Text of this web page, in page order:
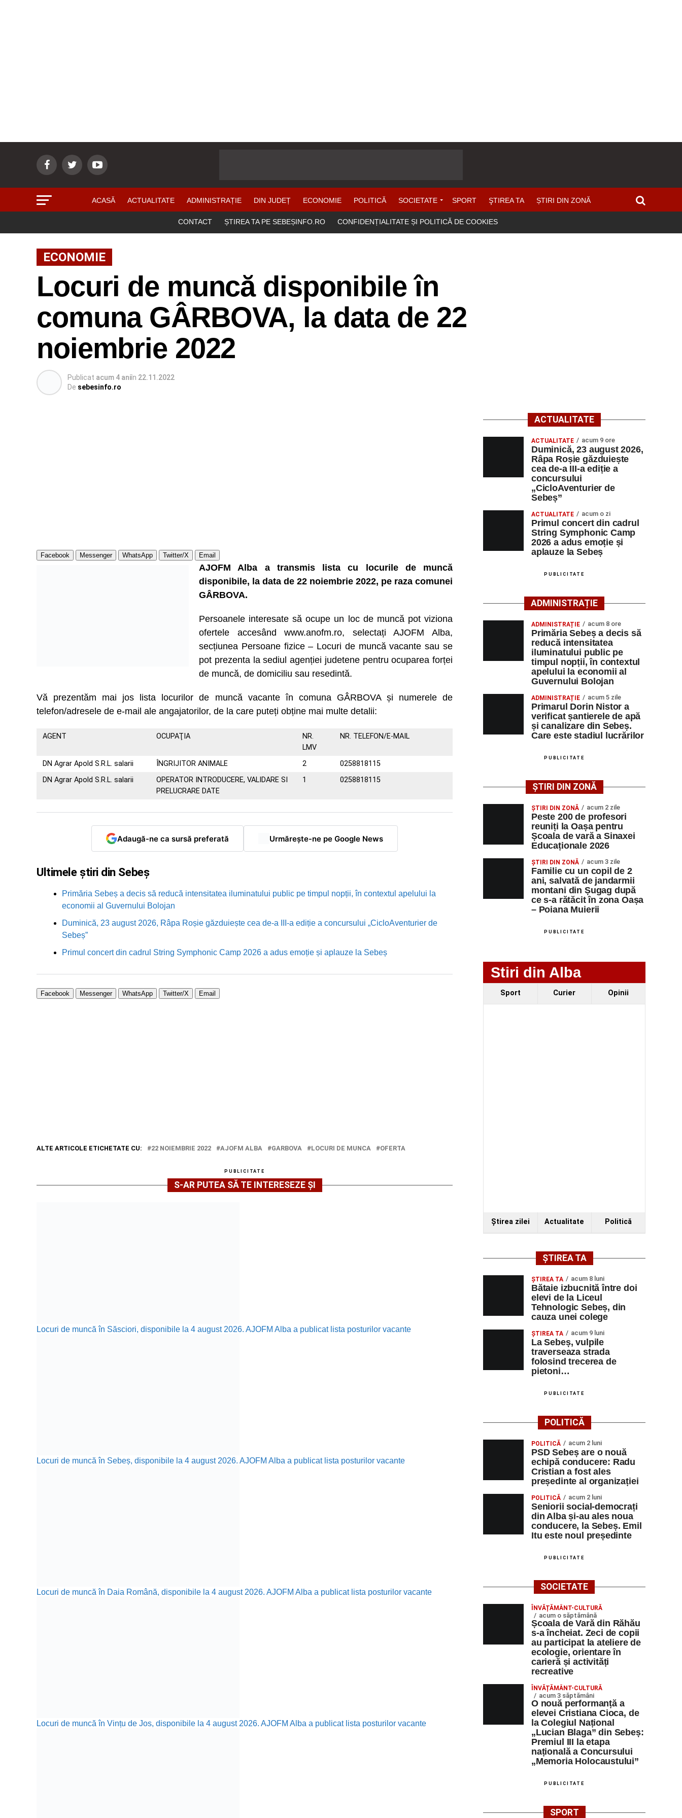
ACASĂ ACTUALITATE ADMINISTRAȚIE DIN JUDEȚ ECONOMIE POLITICĂ SOCIETATE SPORT ŞTIREA TA ȘTIRI DIN ZONĂ
CONTACT ȘTIREA TA PE SEBEȘINFO.RO CONFIDENȚIALITATE ȘI POLITICĂ DE COOKIES
ECONOMIE
Locuri de muncă disponibile în
comuna GÂRBOVA, la data de 22
noiembrie 2022
Publicat acum 4 aniîn 22.11.2022
De sebesinfo.ro
Facebook Messenger WhatsApp Twitter/X Email
AJOFM Alba a transmis lista cu locurile de muncă
disponibile, la data de 22 noiembrie 2022, pe raza comunei
GÂRBOVA.
Persoanele interesate să ocupe un loc de muncă pot viziona
ofertele accesând www.anofm.ro, selectați AJOFM Alba,
secțiunea Persoane fizice – Locuri de muncă vacante sau se
pot prezenta la sediul agenției judetene pentru ocuparea forței
de muncă, de domiciliu sau resedintă.
Vă prezentăm mai jos lista locurilor de muncă vacante în comuna GÂRBOVA și numerele de
telefon/adresele de e-mail ale angajatorilor, de la care puteți obține mai multe detalii:
AGENT OCUPAŢIA
NR.
LMV
NR. TELEFON/E-MAIL
DN Agrar Apold S.R.L. salarii ÎNGRIJITOR ANIMALE 2
0258818115
DN Agrar Apold S.R.L. salarii
OPERATOR INTRODUCERE, VALIDARE SI
PRELUCRARE DATE
1 0258818115
Adaugă-ne ca sursă preferată Urmărește-ne pe Google News
Ultimele știri din Sebeș
Primăria Sebeș a decis să reducă intensitatea iluminatului public pe timpul nopții, în contextul apelului la
economii al Guvernului Bolojan
Duminică, 23 august 2026, Râpa Roșie găzduiește cea de-a III-a ediție a concursului „CicloAventurier de
Sebeș”
Primul concert din cadrul String Symphonic Camp 2026 a adus emoție și aplauze la Sebeș
Facebook Messenger WhatsApp Twitter/X Email
ALTE ARTICOLE ETICHETATE CU: 22 NOIEMBRIE 2022 AJOFM ALBA GARBOVA LOCURI DE MUNCA OFERTA
PUBLICITATE
S-AR PUTEA SĂ TE INTERESEZE ȘI
Locuri de muncă în Săsciori, disponibile la 4 august 2026. AJOFM Alba a publicat lista posturilor vacante
Locuri de muncă în Sebeș, disponibile la 4 august 2026. AJOFM Alba a publicat lista posturilor vacante
Locuri de muncă în Daia Română, disponibile la 4 august 2026. AJOFM Alba a publicat lista posturilor vacante
Locuri de muncă în Vințu de Jos, disponibile la 4 august 2026. AJOFM Alba a publicat lista posturilor vacante
ACTUALITATE
ACTUALITATE acum 9 ore
Duminică, 23 august 2026,
Râpa Roșie găzduiește
cea de-a III-a ediție a
concursului
„CicloAventurier de
Sebeș”
ACTUALITATE acum o zi
Primul concert din cadrul
String Symphonic Camp
2026 a adus emoție și
aplauze la Sebeș
PUBLICITATE
ADMINISTRAȚIE
ADMINISTRAȚIE acum 8 ore
Primăria Sebeș a decis să
reducă intensitatea
iluminatului public pe
timpul nopții, în contextul
apelului la economii al
Guvernului Bolojan
ADMINISTRAȚIE acum 5 zile
Primarul Dorin Nistor a
verificat șantierele de apă
și canalizare din Sebeș.
Care este stadiul lucrărilor
PUBLICITATE
ȘTIRI DIN ZONĂ
ȘTIRI DIN ZONĂ acum 2 zile
Peste 200 de profesori
reuniți la Oașa pentru
Școala de vară a Sinaxei
Educaționale 2026
ȘTIRI DIN ZONĂ acum 3 zile
Familie cu un copil de 2
ani, salvată de jandarmii
montani din Șugag după
ce s-a rătăcit în zona Oașa
– Poiana Muierii
PUBLICITATE
Stiri din Alba
Sport Curier Opinii
Ştirea zilei Actualitate Politică
ȘTIREA TA
ŞTIREA TA acum 8 luni
Bătaie izbucnită între doi
elevi de la Liceul
Tehnologic Sebeș, din
cauza unei colege
ŞTIREA TA acum 9 luni
La Sebeș, vulpile
traverseaza strada
folosind trecerea de
pietoni…
PUBLICITATE
POLITICĂ
POLITICĂ acum 2 luni
PSD Sebeș are o nouă
echipă conducere: Radu
Cristian a fost ales
președinte al organizației
POLITICĂ acum 2 luni
Seniorii social-democrați
din Alba și-au ales noua
conducere, la Sebeș. Emil
Itu este noul președinte
PUBLICITATE
SOCIETATE
ÎNVĂȚĂMÂNT-CULTURĂ
acum o săptămână
Școala de Vară din Răhău
s-a încheiat. Zeci de copii
au participat la ateliere de
ecologie, orientare în
carieră și activități
recreative
ÎNVĂȚĂMÂNT-CULTURĂ
acum 3 săptămâni
O nouă performanță a
elevei Cristiana Cioca, de
la Colegiul Național
„Lucian Blaga” din Sebeș:
Premiul III la etapa
națională a Concursului
„Memoria Holocaustului”
PUBLICITATE
SPORT